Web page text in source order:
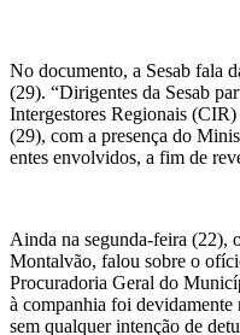
No documento, a Sesab fala
(29). “Dirigentes da Sesab
Intergestores Regionais
(29), com a presença do
entes envolvidos, a fim de
Ainda na segunda-feira
Montalvão, falou sobre o
Procuradoria Geral do
à companhia foi devidamente
sem qualquer intenção de